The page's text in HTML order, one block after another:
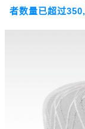
者数量已超过